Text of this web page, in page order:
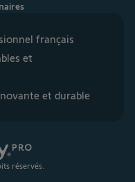
réservés.
français
et
et durable